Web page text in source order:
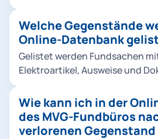
Welche Gegenstände
Online-Datenbank
Gelistet werden Fundsachen
Elektroartikel, Ausweise und
Schmuck, Uhren und sonstige
Fundgegenstände. Hier
Datenbank.
Wie kann ich in der
des MVG-Fundbüros
verlorenen